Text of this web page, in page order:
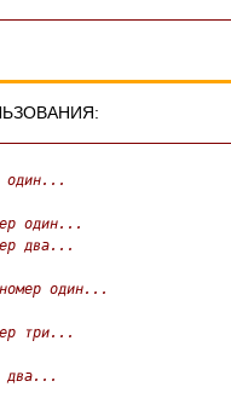
один...
один...
два...
один...
три...
два...